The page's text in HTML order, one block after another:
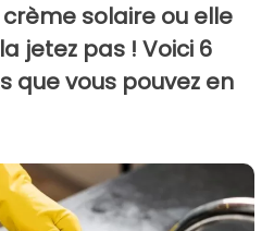
solaire ou elle
jetez pas ! Voici 6
que vous pouvez en